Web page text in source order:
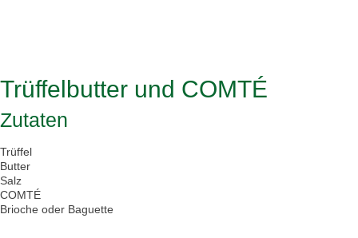
Trüffelbutter und COMTÉ
Zutaten
Trüffel
Butter
Salz
COMTÉ
Brioche oder Baguette